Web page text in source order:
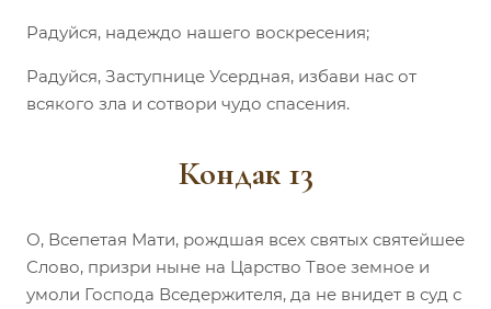
Радуйся, надеждо нашего воскресения;
Радуйся, Заступнице Усердная, избави нас от
всякого зла и сотвори чудо спасения.
Кондак 13
О, Всепетая Мати, рождшая всех святых святейшее
Слово, призри ныне на Царство Твое земное и
умоли Господа Вседержителя, да не внидет в суд с